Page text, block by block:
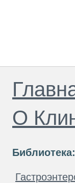
О
Библиотека: